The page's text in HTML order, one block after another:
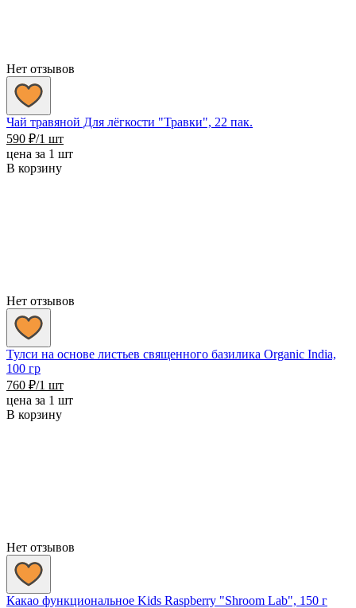
Нет отзывов
Чай травяной Для лёгкости "Травки", 22 пак.
590 ₽/1 шт
цена за 1 шт
В корзину
Нет отзывов
Тулси на основе листьев священного базилика Organic India,
100 гр
760 ₽/1 шт
цена за 1 шт
В корзину
Нет отзывов
Какао функциональное Kids Raspberry "Shroom Lab", 150 г